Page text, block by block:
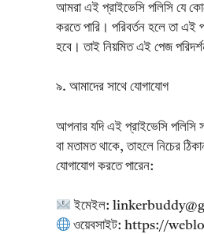
আমরা এই প্রাইভেসি পলিসি যে
করতে পারি। পরিবর্তন হলে তা এই
হবে। তাই নিয়মিত এই পেজ
৯. আমাদের সাথে যোগাযোগ
আপনার যদি এই প্রাইভেসি পলিসি
বা মতামত থাকে, তাহলে নিচের
যোগাযোগ করতে পারেন:
ইমেইল:
ওয়েবসাইট: https://